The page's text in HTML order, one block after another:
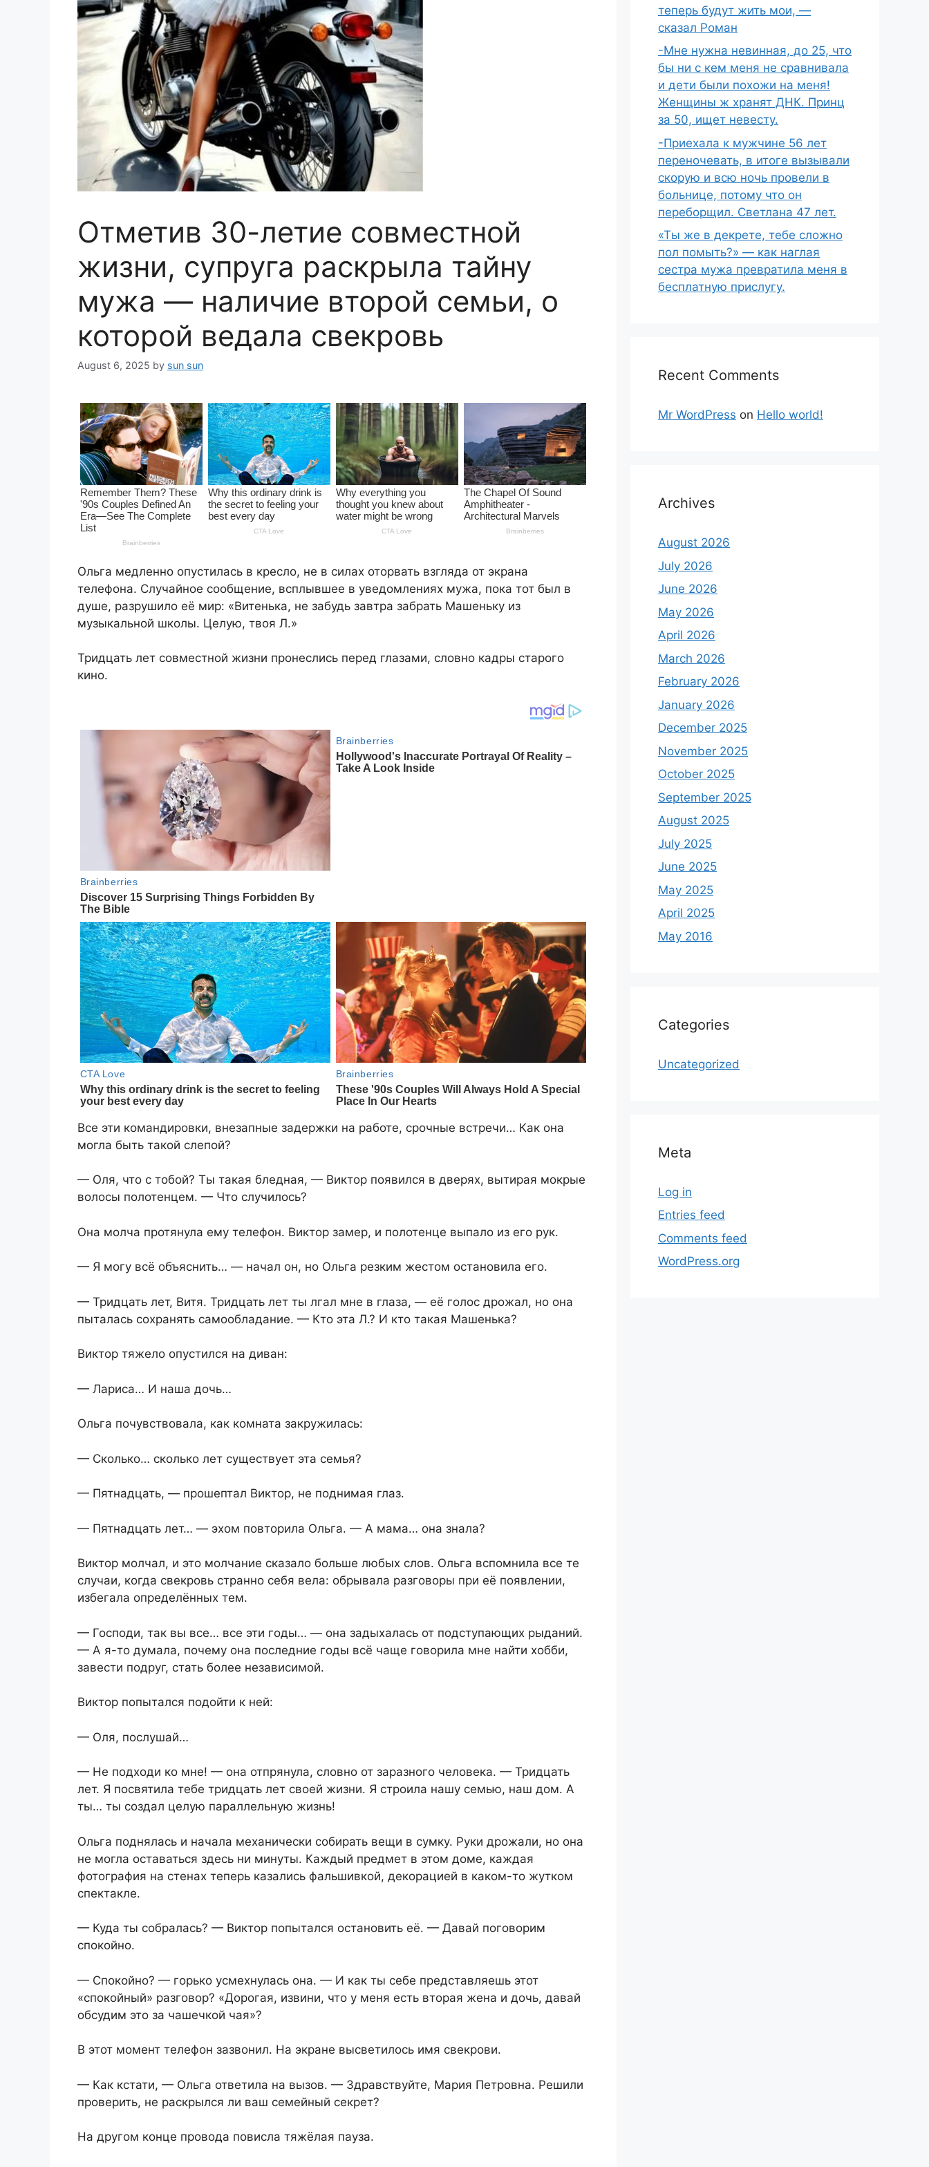
Отметив 30-летие совместной
жизни, супруга раскрыла тайну
мужа — наличие второй семьи, о
которой ведала свекровь
August 6, 2025 by sun sun
Ольга медленно опустилась в кресло, не в силах оторвать взгляда от экрана
телефона. Случайное сообщение, всплывшее в уведомлениях мужа, пока тот был в
душе, разрушило её мир: «Витенька, не забудь завтра забрать Машеньку из
музыкальной школы. Целую, твоя Л.»
Тридцать лет совместной жизни пронеслись перед глазами, словно кадры старого
кино.
Все эти командировки, внезапные задержки на работе, срочные встречи… Как она
могла быть такой слепой?
— Оля, что с тобой? Ты такая бледная, — Виктор появился в дверях, вытирая мокрые
волосы полотенцем. — Что случилось?
Она молча протянула ему телефон. Виктор замер, и полотенце выпало из его рук.
— Я могу всё объяснить… — начал он, но Ольга резким жестом остановила его.
— Тридцать лет, Витя. Тридцать лет ты лгал мне в глаза, — её голос дрожал, но она
пыталась сохранять самообладание. — Кто эта Л.? И кто такая Машенька?
Виктор тяжело опустился на диван:
— Лариса… И наша дочь…
Ольга почувствовала, как комната закружилась:
— Сколько… сколько лет существует эта семья?
— Пятнадцать, — прошептал Виктор, не поднимая глаз.
— Пятнадцать лет… — эхом повторила Ольга. — А мама… она знала?
Виктор молчал, и это молчание сказало больше любых слов. Ольга вспомнила все те
случаи, когда свекровь странно себя вела: обрывала разговоры при её появлении,
избегала определённых тем.
— Господи, так вы все… все эти годы… — она задыхалась от подступающих рыданий.
— А я-то думала, почему она последние годы всё чаще говорила мне найти хобби,
завести подруг, стать более независимой.
Виктор попытался подойти к ней:
— Оля, послушай…
— Не подходи ко мне! — она отпрянула, словно от заразного человека. — Тридцать
лет. Я посвятила тебе тридцать лет своей жизни. Я строила нашу семью, наш дом. А
ты… ты создал целую параллельную жизнь!
Ольга поднялась и начала механически собирать вещи в сумку. Руки дрожали, но она
не могла оставаться здесь ни минуты. Каждый предмет в этом доме, каждая
фотография на стенах теперь казались фальшивкой, декорацией в каком-то жутком
спектакле.
— Куда ты собралась? — Виктор попытался остановить её. — Давай поговорим
спокойно.
— Спокойно? — горько усмехнулась она. — И как ты себе представляешь этот
«спокойный» разговор? «Дорогая, извини, что у меня есть вторая жена и дочь, давай
обсудим это за чашечкой чая»?
В этот момент телефон зазвонил. На экране высветилось имя свекрови.
— Как кстати, — Ольга ответила на вызов. — Здравствуйте, Мария Петровна. Решили
проверить, не раскрылся ли ваш семейный секрет?
На другом конце провода повисла тяжёлая пауза.
теперь будут жить мои, —
сказал Роман
-Мне нужна невинная, до 25, что
бы ни с кем меня не сравнивала
и дети были похожи на меня!
Женщины ж хранят ДНК. Принц
за 50, ищет невесту.
-Приехала к мужчине 56 лет
переночевать, в итоге вызывали
скорую и всю ночь провели в
больнице, потому что он
переборщил. Светлана 47 лет.
«Ты же в декрете, тебе сложно
пол помыть?» — как наглая
сестра мужа превратила меня в
бесплатную прислугу.
Recent Comments
Mr WordPress on Hello world!
Archives
August 2026
July 2026
June 2026
May 2026
April 2026
March 2026
February 2026
January 2026
December 2025
November 2025
October 2025
September 2025
August 2025
July 2025
June 2025
May 2025
April 2025
May 2016
Categories
Uncategorized
Meta
Log in
Entries feed
Comments feed
WordPress.org